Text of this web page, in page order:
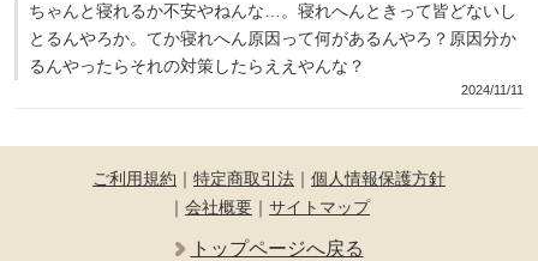
ちゃんと寝れるか不安やねんな…。寝れへんときって皆どないし
とるんやろか。てか寝れへん原因って何があるんやろ？原因分か
るんやったらそれの対策したらええやんな？
2024/11/11
ご利用規約 ｜ 特定商取引法 ｜ 個人情報保護方針
｜ 会社概要 ｜ サイトマップ
トップページへ戻る